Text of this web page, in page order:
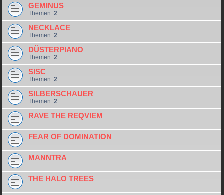
GEMINUS
Themen: 2
NECKLACE
Themen: 2
DÜSTERPIANO
Themen: 2
SISC
Themen: 2
SILBERSCHAUER
Themen: 2
RAVE THE REQVIEM
FEAR OF DOMINATION
MANNTRA
THE HALO TREES